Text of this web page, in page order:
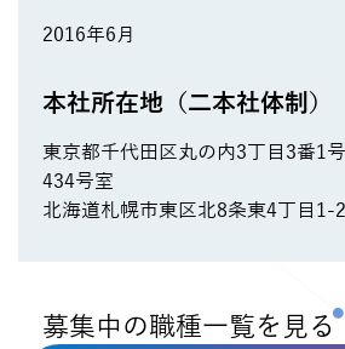
2016年6月
本社所在地（二本社体制）
東京都千代田区丸の内3丁目3番1
434号室
北海道札幌市東区北8条東4丁目1-
募集中の職種一覧を見る